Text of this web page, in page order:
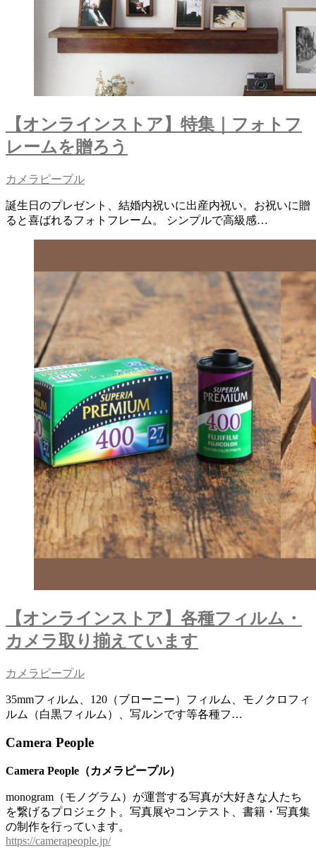
【オンラインストア】特集｜フォトフ
レームを贈ろう
カメラピープル
誕生日のプレゼント、結婚内祝いに出産内祝い。お祝いに贈
ると喜ばれるフォトフレーム。 シンプルで高級感…
【オンラインストア】各種フィルム・
カメラ取り揃えています
カメラピープル
35mmフィルム、120（ブローニー）フィルム、モノクロフィ
ルム（白黒フィルム）、写ルンです等各種フ…
Camera People
Camera People（カメラピープル）
monogram（モノグラム）が運営する写真が大好きな人たち
を繋げるプロジェクト。写真展やコンテスト、書籍・写真集
の制作を行っています。
https://camerapeople.jp/